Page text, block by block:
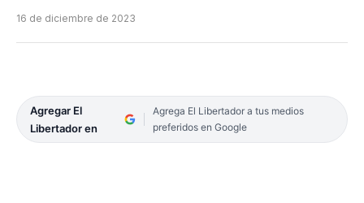
16 de diciembre de 2023
Agregar El
Libertador en
Agrega El Libertador a tus medios
preferidos en Google